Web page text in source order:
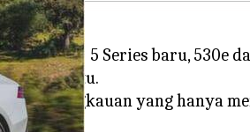
(PHEV) 5 Series baru, 530e
mobil itu.
dan jangkauan yang hanya